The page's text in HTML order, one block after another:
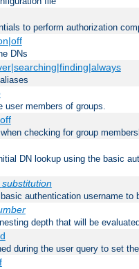
to perform authorization
DNs
user members of groups.
checking for group
DN lookup using the basic
substitution
authentication username
depth that will be
during the user query to set